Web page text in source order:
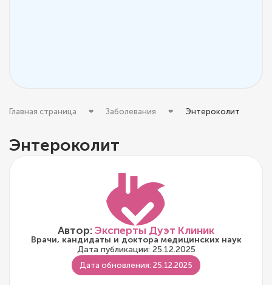
Главная страница Заболевания Энтероколит
Энтероколит
Автор:Эксперты Дуэт Клиник
Врачи, кандидаты и доктора медицинских наук
Дата публикации: 25.12.2025
Дата обновления: 25.12.2025